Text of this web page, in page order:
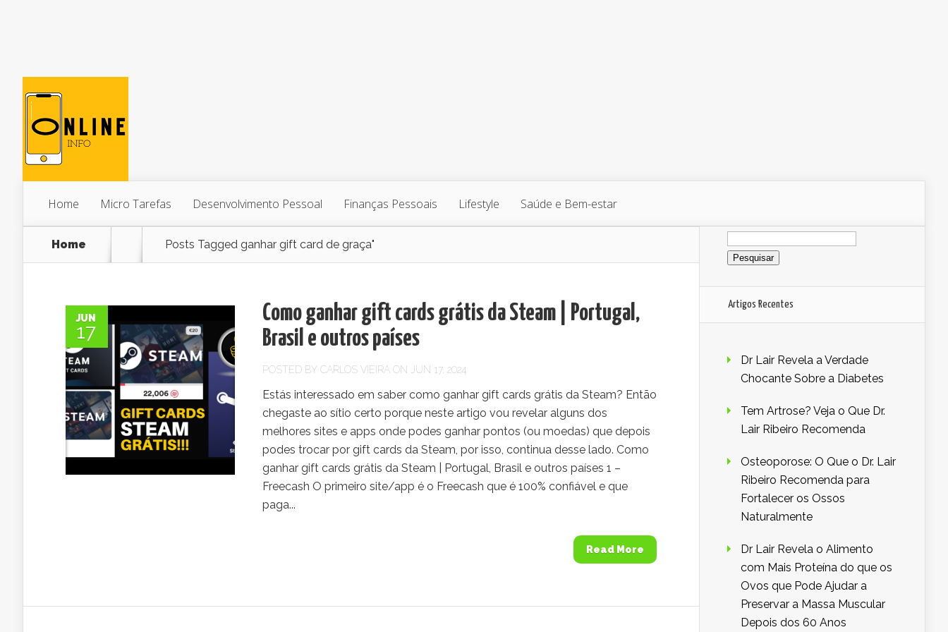
Home Micro Tarefas Desenvolvimento Pessoal Finanças Pessoais Lifestyle Saúde e Bem-estar
Home Posts Tagged ganhar gift card de graça"
JUN
17
Como ganhar gift cards grátis da Steam | Portugal,
Brasil e outros países
POSTED BY CARLOS VIEIRA ON JUN 17, 2024
Estás interessado em saber como ganhar gift cards grátis da Steam? Então
chegaste ao sítio certo porque neste artigo vou revelar alguns dos
melhores sites e apps onde podes ganhar pontos (ou moedas) que depois
podes trocar por gift cards da Steam, por isso, continua desse lado. Como
ganhar gift cards grátis da Steam | Portugal, Brasil e outros países 1 –
Freecash O primeiro site/app é o Freecash que é 100% confiável e que
paga...
Read More
Pesquisar
por:
Artigos Recentes
Dr Lair Revela a Verdade
Chocante Sobre a Diabetes
Tem Artrose? Veja o Que Dr.
Lair Ribeiro Recomenda
Osteoporose: O Que o Dr. Lair
Ribeiro Recomenda para
Fortalecer os Ossos
Naturalmente
Dr Lair Revela o Alimento
com Mais Proteína do que os
Ovos que Pode Ajudar a
Preservar a Massa Muscular
Depois dos 60 Anos